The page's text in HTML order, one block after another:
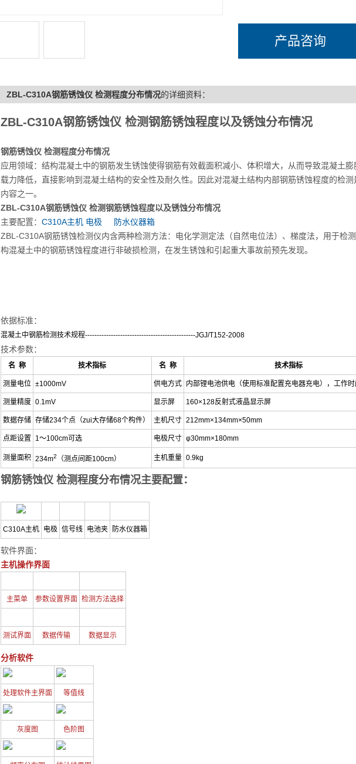
产品咨询
ZBL-C310A钢筋锈蚀仪 检测程度分布情况的详细资料：
ZBL-C310A钢筋锈蚀仪 检测钢筋锈蚀程度以及锈蚀分布情况
钢筋锈蚀仪 检测程度分布情况
应用领域：结构混凝土中的钢筋发生锈蚀使得钢筋有效截面积减小、体积增大，从而导致混凝土
载力降低，直接影响到混凝土结构的安全性及耐久性。因此对混凝土结构内部钢筋锈蚀程度的检
内容之一。
ZBL-C310A钢筋锈蚀仪 检测钢筋锈蚀程度以及锈蚀分布情况
主要配置： C310A主机 电极
防水仪器箱
ZBL-C310A钢筋锈蚀检测仪内含两种检测方法：电化学测定法（自然电位法）、梯度法，用于检
构混凝土中的钢筋锈蚀程度进行非破损检测，在发生锈蚀和引起重大事故前预先发现。
依据标准：
混凝土中钢筋检测技术规程-----------------------------------------------JGJ/T152-2008
技术参数：
名 称 技术指标 名 称 技术指标
测量电位 ±1000mV 供电方式 内部锂电池供电（使用标准配置充电器充电），工作
测量精度 0.1mV 显示屏 160×128反射式液晶显示屏
数据存储 存储234个点（zui大存储68个构件） 主机尺寸 212mm×134mm×50mm
点距设置 1～100cm可选 电极尺寸 φ30mm×180mm
测量面积 234m2 （测点间距100cm） 主机重量 0.9kg
钢筋锈蚀仪 检测程度分布情况主要配置：
C310A主机 电极 信号线 电池夹 防水仪器箱
软件界面：
主机操作界面
主菜单 参数设置界面 检测方法选择
测试界面 数据传输 数据显示
分析软件
处理软件主界面 等值线
灰度图 色阶图